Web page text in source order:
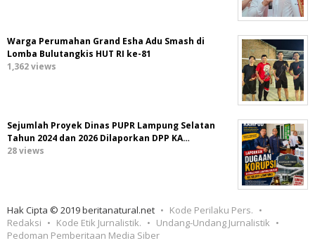
Warga Perumahan Grand Esha Adu Smash di
Lomba Bulutangkis HUT RI ke-81
1,362 views
Sejumlah Proyek Dinas PUPR Lampung Selatan
Tahun 2024 dan 2026 Dilaporkan DPP KA…
28 views
Hak Cipta © 2019 beritanatural.net
Kode Perilaku Pers.
Redaksi
Kode Etik Jurnalistik.
Undang-Undang Jurnalistik
Pedoman Pemberitaan Media Siber